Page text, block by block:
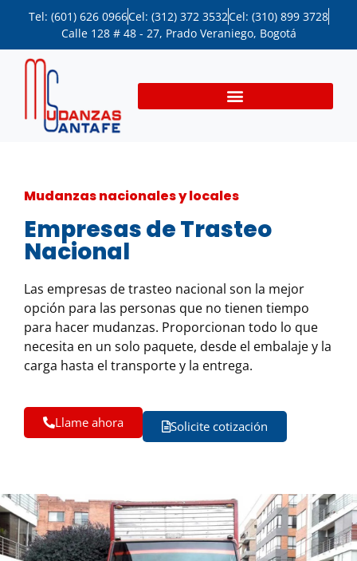
Tel: (601) 626 0966Cel: (312) 372 3532Cel: (310) 899 3728
Calle 128 # 48 - 27, Prado Veraniego, Bogotá
Mudanzas nacionales y locales
Empresas de Trasteo
Nacional
Las empresas detrasteo nacional son la mejor
opción para las personas que no tienen tiempo
para hacer mudanzas. Proporcionan todo lo que
necesita en un solo paquete, desde el embalaje y la
carga hasta el transporte y la entrega.
Llame ahora Solicite cotización